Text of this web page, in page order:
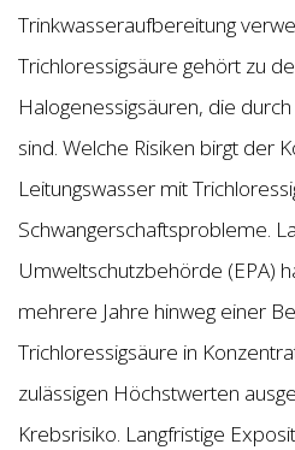
Trinkwasseraufbereitung
Trichloressigsäure gehört zu
Halogenessigsäuren, die
sind. Welche Risiken birgt der
Leitungswasser mit
Schwangerschaftsprobleme.
Umweltschutzbehörde (EPA)
mehrere Jahre hinweg einer
Trichloressigsäure in
zulässigen Höchstwerten
Krebsrisiko. Langfristige